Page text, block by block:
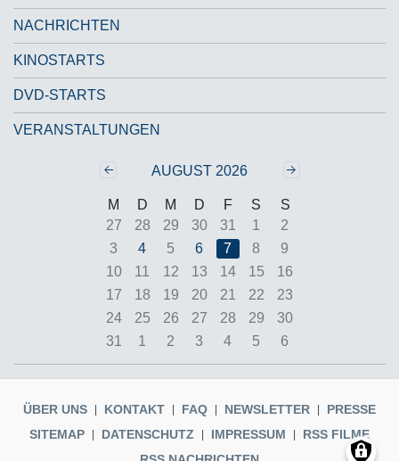
NACHRICHTEN
KINOSTARTS
DVD-STARTS
VERANSTALTUNGEN
AUGUST 2026
Zurück ‹‹
M D M D F S
S
27
28 29 30 31 1
2
3
4 5 6 7 8
9
10
11 12 13 14 15
16
17
18 19 20 21 22
23
24
25 26 27 28 29
30
31
1 2 3 4 5 6
ÜBER UNS KONTAKT FAQ NEWSLETTER
PRESSE
SITEMAP
DATENSCHUTZ IMPRESSUM
RSS FILME